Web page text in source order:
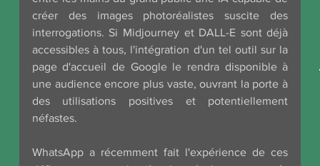
créer des images photoréalistes suscite des
interrogations. Si Midjourney et DALL-E sont déjà
accessibles à tous, l'intégration d'un tel outil sur la
page d'accueil de Google le rendra disponible à
une audience encore plus vaste, ouvrant la porte à
des utilisations positives et potentiellement
néfastes.
WhatsApp a récemment fait l'expérience de ces